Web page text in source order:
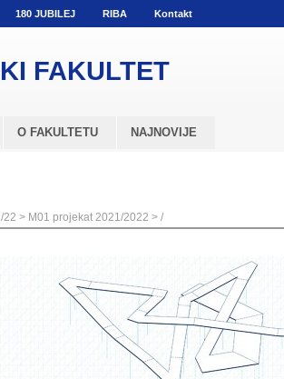
180 JUBILEJ RIBA Kontakt
FAKULTET
O FAKULTETU NAJNOVIJE
22 > M01 projekat 2021/2022 > /